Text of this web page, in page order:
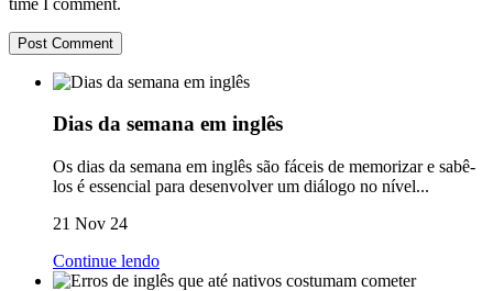
Dias da semana em inglês
Os dias da semana em inglês são fáceis de memorizar e sabê-
los é essencial para desenvolver um diálogo no nível...
21 Nov 24
Continue lendo